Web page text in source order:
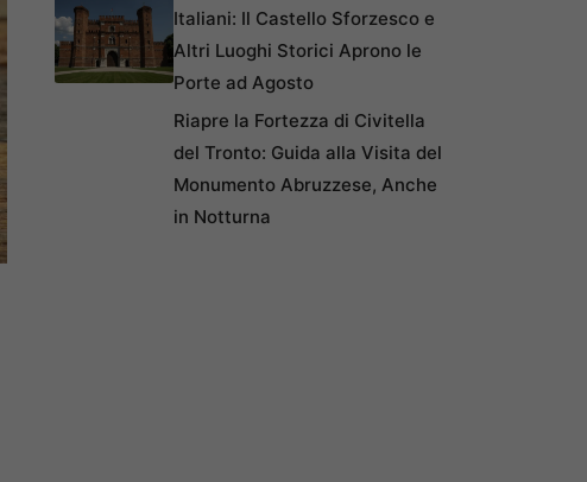
Italiani: Il Castello Sforzesco e
Altri Luoghi Storici Aprono le
Porte ad Agosto
Riapre la Fortezza di Civitella
del Tronto: Guida alla Visita del
Monumento Abruzzese, Anche
in Notturna